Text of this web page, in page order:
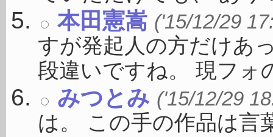
本田憲嵩 ('15/12/29
すが発起人の方だけあ
段違いですね。 現フォ
みつとみ ('15/12/29
は。 この手の作品は言